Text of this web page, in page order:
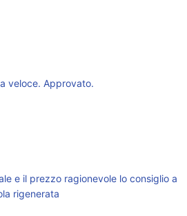
veloce. Approvato.
e il prezzo ragionevole lo consiglio a
rigenerata